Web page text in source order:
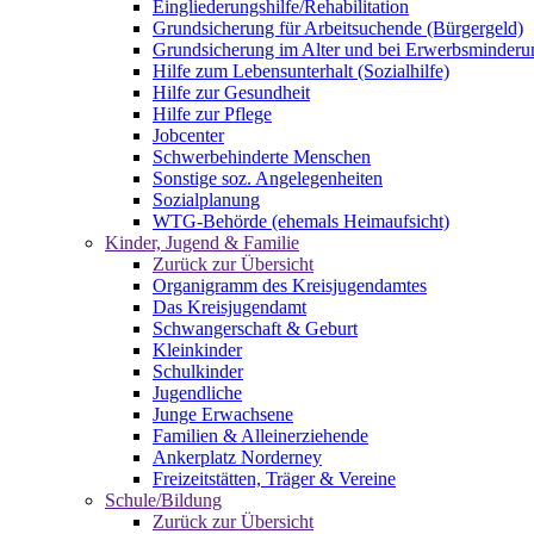
Eingliederungshilfe/Rehabilitation
Grundsicherung für Arbeitsuchende (Bürgergeld)
Grundsicherung im Alter und bei
Hilfe zum Lebensunterhalt (Sozialhilfe)
Hilfe zur Gesundheit
Hilfe zur Pflege
Jobcenter
Schwerbehinderte Menschen
Sonstige soz. Angelegenheiten
Sozialplanung
WTG-Behörde (ehemals Heimaufsicht)
Kinder, Jugend & Familie
Zurück zur Übersicht
Organigramm des Kreisjugendamtes
Das Kreisjugendamt
Schwangerschaft & Geburt
Kleinkinder
Schulkinder
Jugendliche
Junge Erwachsene
Familien & Alleinerziehende
Ankerplatz Norderney
Freizeitstätten, Träger & Vereine
Schule/Bildung
Zurück zur Übersicht